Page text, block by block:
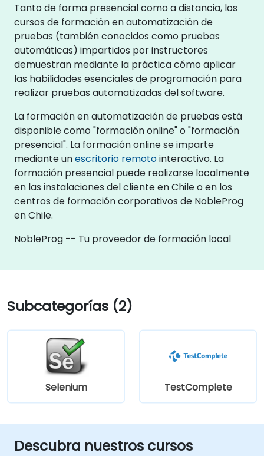
Tanto de forma presencial como a distancia, los
cursos de formación en automatización de
pruebas (también conocidos como pruebas
automáticas) impartidos por instructores
demuestran mediante la práctica cómo aplicar
las habilidades esenciales de programación para
realizar pruebas automatizadas del software.
La formación en automatización de pruebas está
disponible como "formación online" o "formación
presencial". La formación online se imparte
mediante unescritorio remotointeractivo. La
formación presencial puede realizarse localmente
en las instalaciones del cliente en Chile o en los
centros de formación corporativos de NobleProg
en Chile.
NobleProg -- Tu proveedor de formación local
Subcategorías (2)
Selenium TestComplete
Descubra nuestros cursos